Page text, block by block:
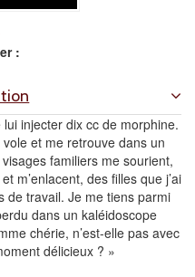
:
lui injecter dix cc de morphine.
et me retrouve dans un
familiers me sourient,
m’enlacent, des filles que j’ai
de travail. Je me tiens parmi
dans un kaléidoscope
chérie, n’est-elle pas avec
délicieux ? »